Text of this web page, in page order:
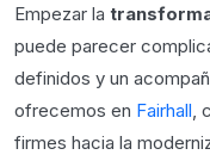
Empezar la
puede parecer
definidos y un
ofrecemos en Fairhall
firmes hacia la